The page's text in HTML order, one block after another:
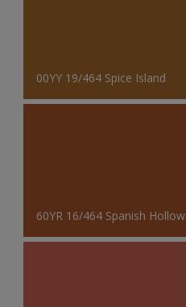
00YY 19/464 Spice Island
60YR 16/464 Spanish Hollow